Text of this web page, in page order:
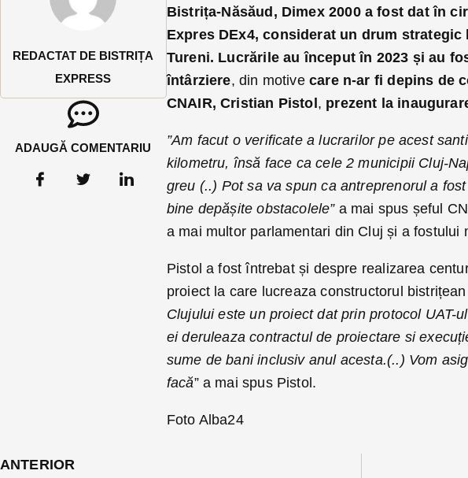
REDACTAT DE BISTRIȚA
EXPRESS
ADAUGĂ COMENTARIU
Bistrița-Năsăud, Dimex 2000 a fost dat în
Expres DEx4, considerat un drum strategic
Tureni. Lucrările au început în 2023 și au
întârziere, din motivecare n-ar fi depins de
CNAIR, Cristian Pistol, prezent la
”Am facut o verificate a lucrarilor pe acest
kilometru, însă face ca cele 2 municipii Cluj-
greu (..) Pot sa va spun ca antreprenorul a
bine depășite obstacolele”a mai spus șeful
a mai multor parlamentari din Cluj și a fostului
Pistol a fost întrebat și despre realizarea
proiect la care lucreaza constructorul bistrițean
Clujului este un proiect dat prin protocol UAT-
ei deruleaza contractul de proiectare si
sume de bani inclusiv anul acesta.(..) Vom
facă” a mai spus Pistol.
Foto Alba24
ANTERIOR